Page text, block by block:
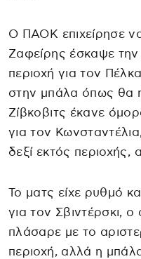
Ο ΠΑΟΚ επιχείρησε
Ζαφείρης έσκαψε
περιοχή για τον
στην μπάλα όπως θα
Ζίβκοβιτς έκανε
για τον
δεξί εκτός
Το ματς είχε ρυθμό
για τον Σβιντέρσκι, ο
πλάσαρε με το
περιοχή, αλλά η